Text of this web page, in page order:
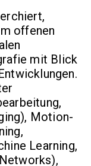
offenen
mit Blick
Motion-
Learning,